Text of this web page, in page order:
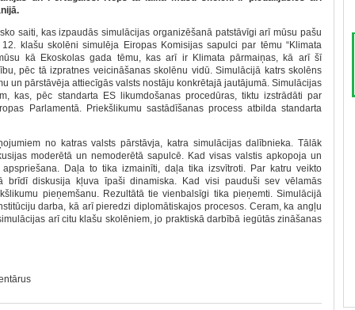
saiti, kas izpaudās simulācijas organizēšanā patstāvīgi arī mūsu pašu
klašu skolēni simulēja Eiropas Komisijas sapulci par tēmu “Klimata
kā Ekoskolas gada tēmu, kas arī ir Klimata pārmaiņas, kā arī šī
pēc tā izpratnes veicināšanas skolēnu vidū. Simulācijā katrs skolēns
un pārstāvēja attiecīgās valsts nostāju konkrētajā jautājumā. Simulācijas
kas, pēc standarta ES likumdošanas procedūras, tiktu izstrādāti par
Parlamentā. Priekšlikumu sastādīšanas process atbilda standarta
no katras valsts pārstāvja, katra simulācijas dalībnieka. Tālāk
moderētā un nemoderētā sapulcē. Kad visas valstis apkopoja un
Daļa to tika izmainīti, daļa tika izsvītroti. Par katru veikto
brīdī diskusija kļuva īpaši dinamiska. Kad visi pauduši sev vēlamās
pieņemšanu. Rezultātā tie vienbalsīgi tika pieņemti. Simulācijā
darba, kā arī pieredzi diplomātiskajos procesos. Ceram, ka angļu
arī citu klašu skolēniem, jo praktiskā darbībā iegūtās zināšanas